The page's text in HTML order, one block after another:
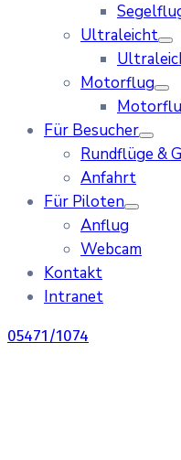
Ultraleicht
Motorflug
Für Besucher
Rundflüge &
Anfahrt
Für Piloten
Anflug
Webcam
Kontakt
Intranet
05471/1074